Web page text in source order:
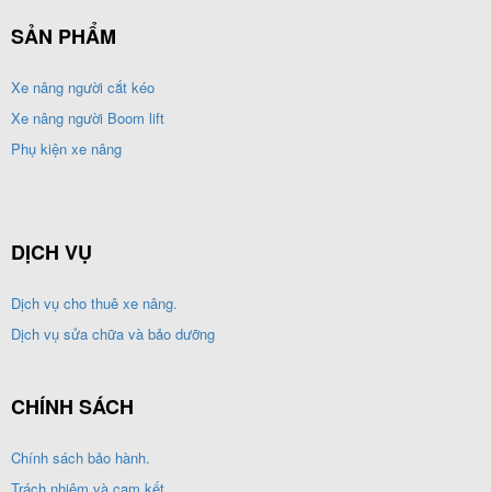
SẢN PHẨM
Xe nâng người cắt kéo
Xe nâng người Boom lift
Phụ kiện xe nâng
DỊCH VỤ
Dịch vụ cho thuê xe nâng.
Dịch vụ sửa chữa và bảo dưỡng
CHÍNH SÁCH
Chính sách bảo hành.